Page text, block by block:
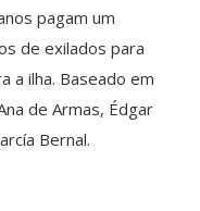
pagam um
de exilados para
a ilha. Baseado em
de Armas, Édgar
Bernal.